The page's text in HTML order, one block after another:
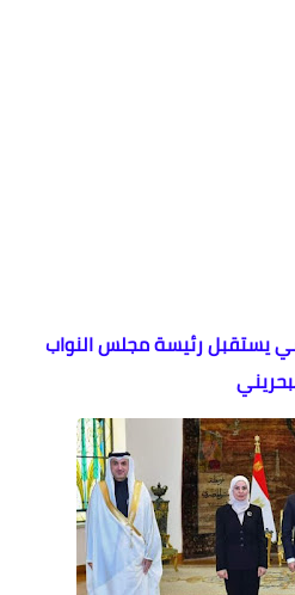
يستقبل رئيسة مجلس النواب